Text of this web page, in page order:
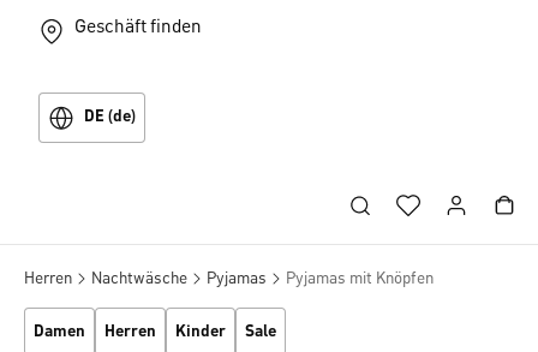
Geschäft finden
DE (de)
Herren Nachtwäsche Pyjamas Pyjamas mit Knöpfen
Damen Herren Kinder Sale